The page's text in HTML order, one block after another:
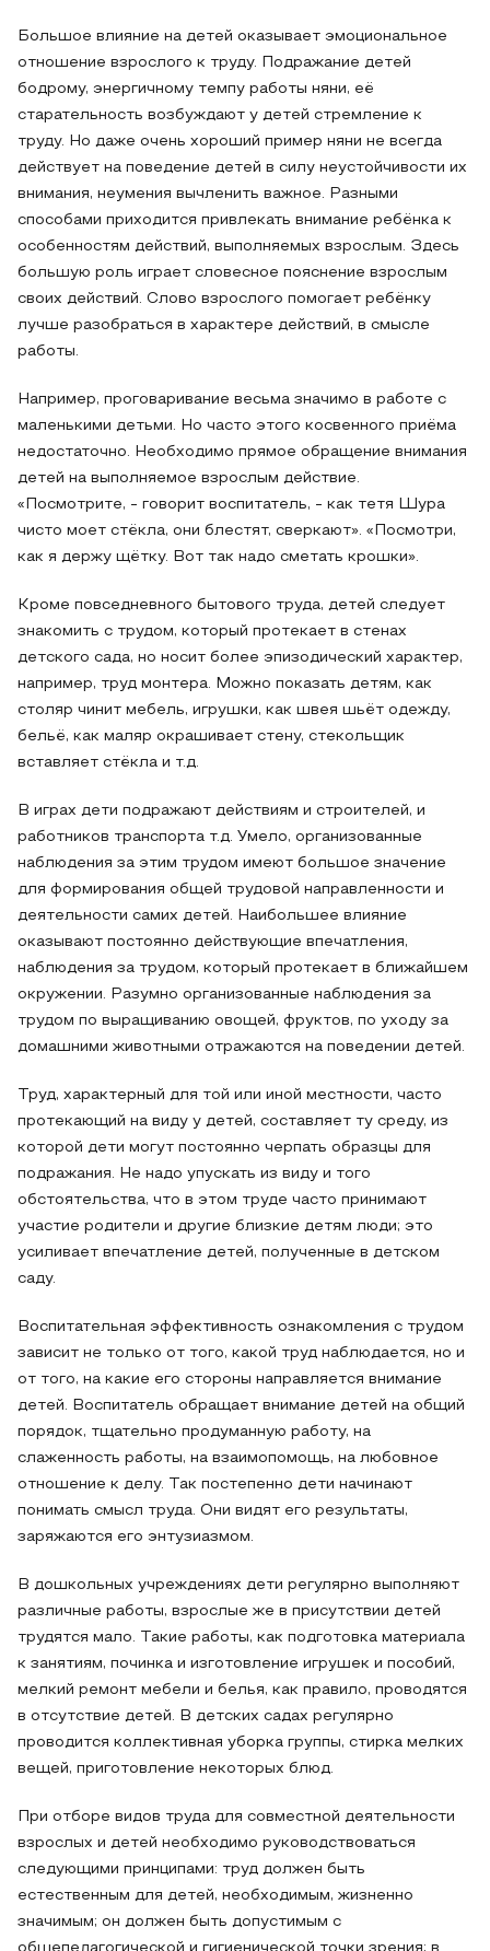
Большое влияние на детей оказывает эмоциональное
отношение взрослого к труду. Подражание детей
бодрому, энергичному темпу работы няни, её
старательность возбуждают у детей стремление к
труду. Но даже очень хороший пример няни не всегда
действует на поведение детей в силу неустойчивости их
внимания, неумения вычленить важное. Разными
способами приходится привлекать внимание ребёнка к
особенностям действий, выполняемых взрослым. Здесь
большую роль играет словесное пояснение взрослым
своих действий. Слово взрослого помогает ребёнку
лучше разобраться в характере действий, в смысле
работы.
Например, проговаривание весьма значимо в работе с
маленькими детьми. Но часто этого косвенного приёма
недостаточно. Необходимо прямое обращение внимания
детей на выполняемое взрослым действие.
«Посмотрите, - говорит воспитатель, - как тетя Шура
чисто моет стёкла, они блестят, сверкают». «Посмотри,
как я держу щётку. Вот так надо сметать крошки».
Кроме повседневного бытового труда, детей следует
знакомить с трудом, который протекает в стенах
детского сада, но носит более эпизодический характер,
например, труд монтера. Можно показать детям, как
столяр чинит мебель, игрушки, как швея шьёт одежду,
бельё, как маляр окрашивает стену, стекольщик
вставляет стёкла и т.д.
В играх дети подражают действиям и строителей, и
работников транспорта т.д. Умело, организованные
наблюдения за этим трудом имеют большое значение
для формирования общей трудовой направленности и
деятельности самих детей. Наибольшее влияние
оказывают постоянно действующие впечатления,
наблюдения за трудом, который протекает в ближайшем
окружении. Разумно организованные наблюдения за
трудом по выращиванию овощей, фруктов, по уходу за
домашними животными отражаются на поведении детей.
Труд, характерный для той или иной местности, часто
протекающий на виду у детей, составляет ту среду, из
которой дети могут постоянно черпать образцы для
подражания. Не надо упускать из виду и того
обстоятельства, что в этом труде часто принимают
участие родители и другие близкие детям люди; это
усиливает впечатление детей, полученные в детском
саду.
Воспитательная эффективность ознакомления с трудом
зависит не только от того, какой труд наблюдается, но и
от того, на какие его стороны направляется внимание
детей. Воспитатель обращает внимание детей на общий
порядок, тщательно продуманную работу, на
слаженность работы, на взаимопомощь, на любовное
отношение к делу. Так постепенно дети начинают
понимать смысл труда. Они видят его результаты,
заряжаются его энтузиазмом.
В дошкольных учреждениях дети регулярно выполняют
различные работы, взрослые же в присутствии детей
трудятся мало. Такие работы, как подготовка материала
к занятиям, починка и изготовление игрушек и пособий,
мелкий ремонт мебели и белья, как правило, проводятся
в отсутствие детей. В детских садах регулярно
проводится коллективная уборка группы, стирка мелких
вещей, приготовление некоторых блюд.
При отборе видов труда для совместной деятельности
взрослых и детей необходимо руководствоваться
следующими принципами: труд должен быть
естественным для детей, необходимым, жизненно
значимым; он должен быть допустимым с